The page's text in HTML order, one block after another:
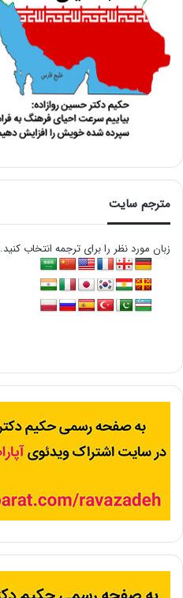
مترجم سایت
زبان مورد نظر را برای ترجمه انتخاب کنید. Please Choice Your Language :